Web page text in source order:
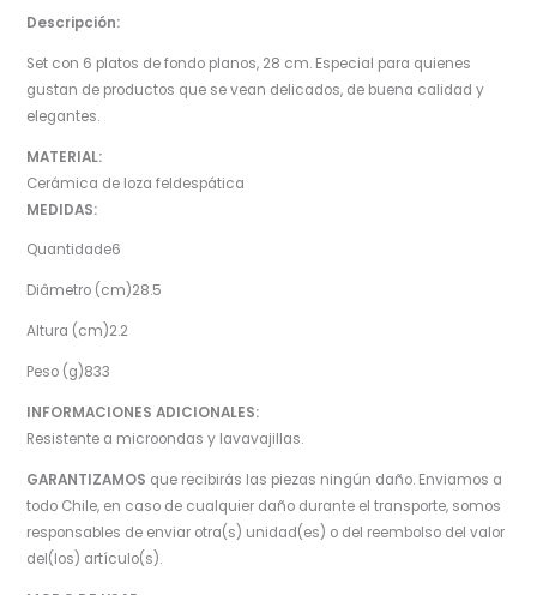
Descripción:
Set con 6 platos de fondo planos, 28 cm. Especial para quienes
gustan de productos que se vean delicados, de buena calidad y
elegantes.
MATERIAL:
Cerámica de loza feldespática
MEDIDAS:
Quantidade6
Diâmetro (cm)28.5
Altura (cm)2.2
Peso (g)833
INFORMACIONES ADICIONALES:
Resistente a microondas y lavavajillas.
GARANTIZAMOS que recibirás las piezas ningún daño. Enviamos a
todo Chile, en caso de cualquier daño durante el transporte, somos
responsables de enviar otra(s) unidad(es) o del reembolso del valor
del(los) artículo(s).